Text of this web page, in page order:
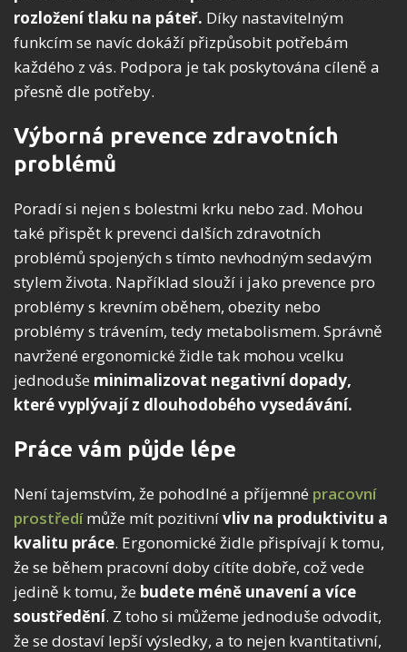
rozložení tlaku na páteř. Díky nastavitelným
funkcím se navíc dokáží přizpůsobit potřebám
každého z vás. Podpora je tak poskytována cíleně a
přesně dle potřeby.
Výborná prevence zdravotních
problémů
Poradí si nejen s bolestmi krku nebo zad. Mohou
také přispět k prevenci dalších zdravotních
problémů spojených s tímto nevhodným sedavým
stylem života. Například slouží i jako prevence pro
problémy s krevním oběhem, obezity nebo
problémy s trávením, tedy metabolismem. Správně
navržené ergonomické židle tak mohou vcelku
jednoduše minimalizovat negativní dopady,
které vyplývají z dlouhodobého vysedávání.
Práce vám půjde lépe
Není tajemstvím, že pohodlné a příjemné pracovní
prostředímůže mít pozitivnívliv na produktivitu a
kvalitu práce. Ergonomické židle přispívají k tomu,
že se během pracovní doby cítíte dobře, což vede
jedině k tomu, že budete méně unavení a více
soustředění. Z toho si můžeme jednoduše odvodit,
že se dostaví lepší výsledky, a to nejen kvantitativní,